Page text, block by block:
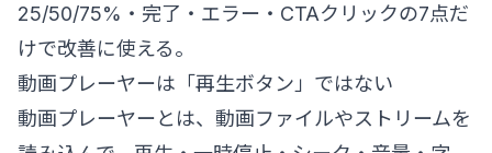
25/50/75%・完了・エラー・CTAクリックの7点だ
けで改善に使える。
動画プレーヤーは「再生ボタン」ではない
動画プレーヤーとは、動画ファイルやストリームを